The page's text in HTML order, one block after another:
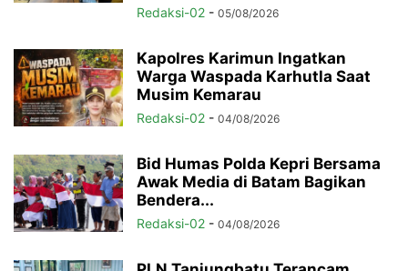
Redaksi-02 - 05/08/2026
Kapolres Karimun Ingatkan
Warga Waspada Karhutla Saat
Musim Kemarau
Redaksi-02 - 04/08/2026
Bid Humas Polda Kepri Bersama
Awak Media di Batam Bagikan
Bendera...
Redaksi-02 - 04/08/2026